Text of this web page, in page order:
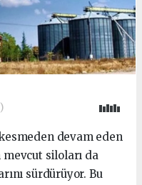
devam eden
siloları da
sürdürüyor. Bu